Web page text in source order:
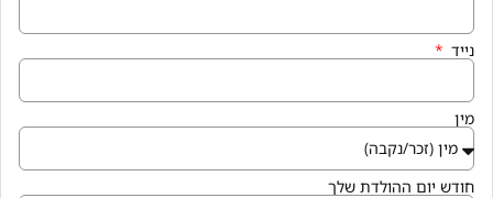
איך מגיעים
קניון פרנדלי גן יבנה, המגינים 56
חנייה במקום ללא עלות
בואו לבקר
(נפתח בחלון חדש)
נייד
מין
חודש יום ההולדת שלך